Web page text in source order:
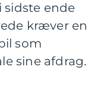
ende
kræver en
som
sine afdrag.